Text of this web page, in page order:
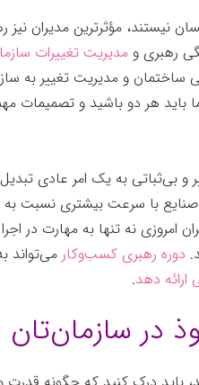
نیستند، مؤثرترین مدیران نیز
رهبری و مدیریت تغییرات
ساختمان و مدیریت تغییر به
هر دو باشید و تصمیمات
و بی‌ثباتی به یک امر عادی
با سرعت بیشتری نسبت به
نه تنها به مهارت در اجرا
دوره رهبری کسب‌وکار می‌تواند
ارائه دهد.